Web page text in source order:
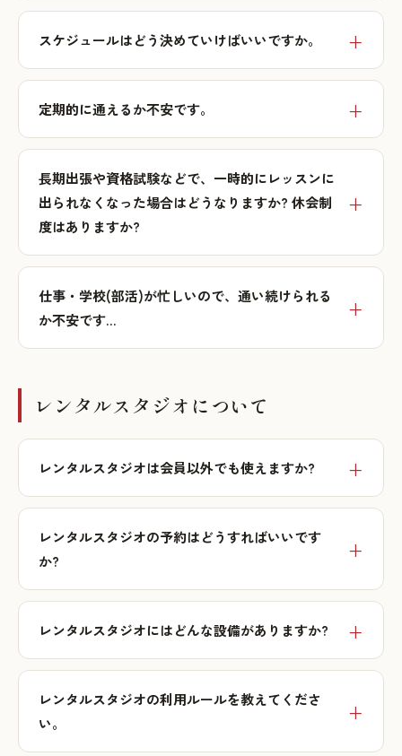
スケジュールはどう決めていけばいいですか。
定期的に通えるか不安です。
長期出張や資格試験などで、一時的にレッスンに
出られなくなった場合はどうなりますか? 休会制
度はありますか?
仕事・学校(部活)が忙しいので、通い続けられる
か不安です…
レンタルスタジオについて
レンタルスタジオは会員以外でも使えますか?
レンタルスタジオの予約はどうすればいいです
か?
レンタルスタジオにはどんな設備がありますか?
レンタルスタジオの利用ルールを教えてくださ
い。